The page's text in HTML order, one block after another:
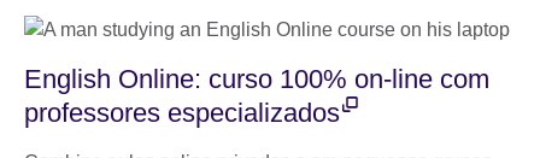
English Online: curso 100% on-line com
professores especializados